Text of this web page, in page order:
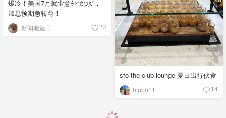
sfo the club lounge 夏日出行伙食
hippo11 14
爆冷！美国7月就业意外“跳水”，
加息预期急转弯！
新闻搬运工 22